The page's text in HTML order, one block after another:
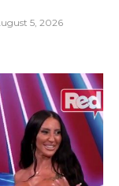
5, 2026